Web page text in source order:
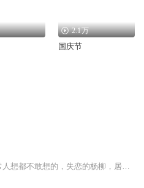
2.1万
国庆节